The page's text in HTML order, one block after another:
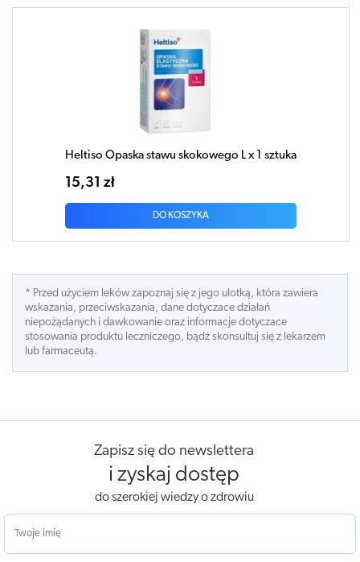
Heltiso Opaska stawu skokowego L x 1 sztuka
15,31 zł
DO KOSZYKA
* Przed użyciem leków zapoznaj się z jego ulotką, która zawiera
wskazania, przeciwskazania, dane dotyczace działań
niepożądanych i dawkowanie oraz informacje dotyczace
stosowania produktu leczniczego, bądź skonsultuj się z lekarzem
lub farmaceutą.
Zapisz się do newslettera
i zyskaj dostęp
do szerokiej wiedzy o zdrowiu